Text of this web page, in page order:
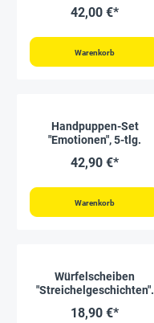
42,00 €*
Warenkorb
Handpuppen-Set
"Emotionen", 5-tlg.
42,90 €*
Warenkorb
Würfelscheiben
"Streichelgeschichten",
18,90 €*